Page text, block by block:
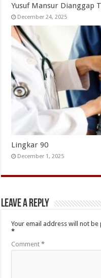
Yusuf Mansur Dianggap
December 24, 2025
Lingkar 90
December 1, 2025
Leave a Reply
Your email address will not be
*
Comment*